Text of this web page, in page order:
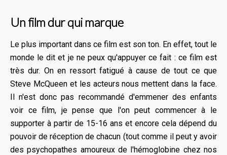
Un film dur qui marque
Le plus important dans ce film est son ton. En effet, tout le
monde le dit et je ne peux qu'appuyer ce fait : ce film est
très dur. On en ressort fatigué à cause de tout ce que
Steve McQueen et les acteurs nous mettent dans la face.
Il n'est donc pas recommandé d'emmener des enfants
voir ce film, je pense que l'on peut commencer à le
supporter à partir de 15-16 ans et encore cela dépend du
pouvoir de réception de chacun (tout comme il peut y avoir
des psychopathes amoureux de l'hémoglobine chez nos